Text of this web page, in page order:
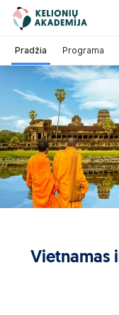
Paskutinė
minutė
Vietnamas
Pradžia Programa